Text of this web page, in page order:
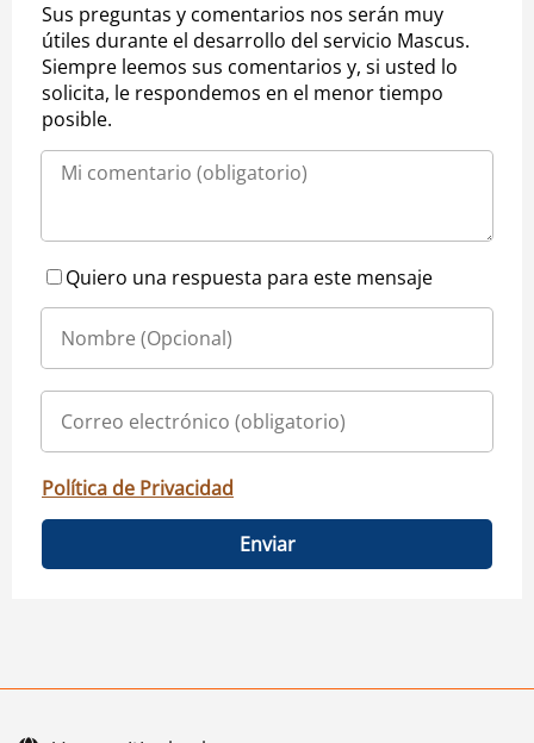
Sus preguntas y comentarios nos serán muy
útiles durante el desarrollo del servicio Mascus.
Siempre leemos sus comentarios y, si usted lo
solicita, le respondemos en el menor tiempo
posible.
Quiero una respuesta para este mensaje
Política de Privacidad
Enviar